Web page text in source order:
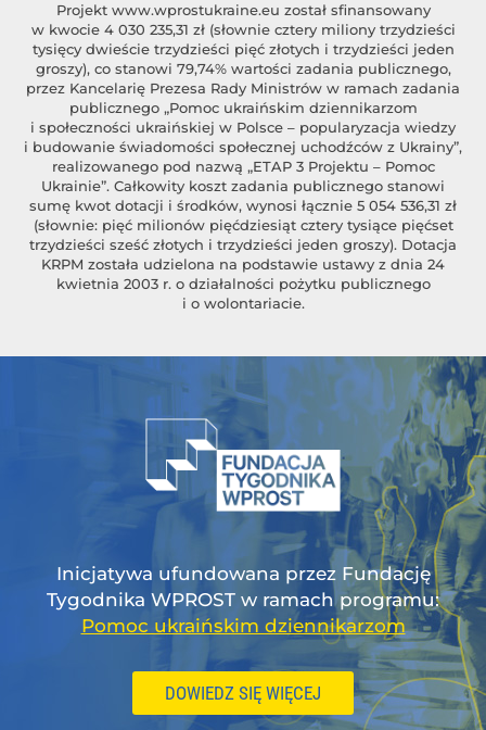
Projekt www.wprostukraine.eu został sfinansowany
w kwocie 4 030 235,31 zł (słownie cztery miliony trzydzieści
tysięcy dwieście trzydzieści pięć złotych i trzydzieści jeden
groszy), co stanowi 79,74% wartości zadania publicznego,
przez Kancelarię Prezesa Rady Ministrów w ramach zadania
publicznego „Pomoc ukraińskim dziennikarzom
i społeczności ukraińskiej w Polsce – popularyzacja wiedzy
i budowanie świadomości społecznej uchodźców z Ukrainy”,
realizowanego pod nazwą „ETAP 3 Projektu – Pomoc
Ukrainie”. Całkowity koszt zadania publicznego stanowi
sumę kwot dotacji i środków, wynosi łącznie 5 054 536,31 zł
(słownie: pięć milionów pięćdziesiąt cztery tysiące pięćset
trzydzieści sześć złotych i trzydzieści jeden groszy). Dotacja
KRPM została udzielona na podstawie ustawy z dnia 24
kwietnia 2003 r. o działalności pożytku publicznego
i o wolontariacie.
Inicjatywa ufundowana przez Fundację
Tygodnika WPROST w ramach programu:
Pomoc ukraińskim dziennikarzom
DOWIEDZ SIĘ WIĘCEJ